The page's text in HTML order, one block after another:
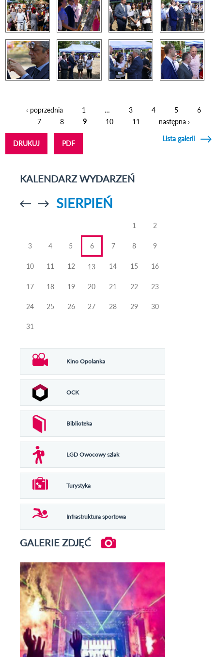
‹ poprzednia 1 … 3 4 5
6
7
8 9 10 11 następna ›
DRUKUJ PDF
Lista galerii
KALENDARZ WYDARZEŃ
Przejdź doPrzejdź do
SIERPIEŃ
1 2
3 4 5 6 7 8 9
10 11 12 13 14 15 16
17 18 19 20 21 22 23
24 25 26 27 28 29 30
31
Kino Opolanka
OCK
Biblioteka
LGD Owocowy szlak
Turystyka
Infrastruktura sportowa
GALERIE ZDJĘĆ